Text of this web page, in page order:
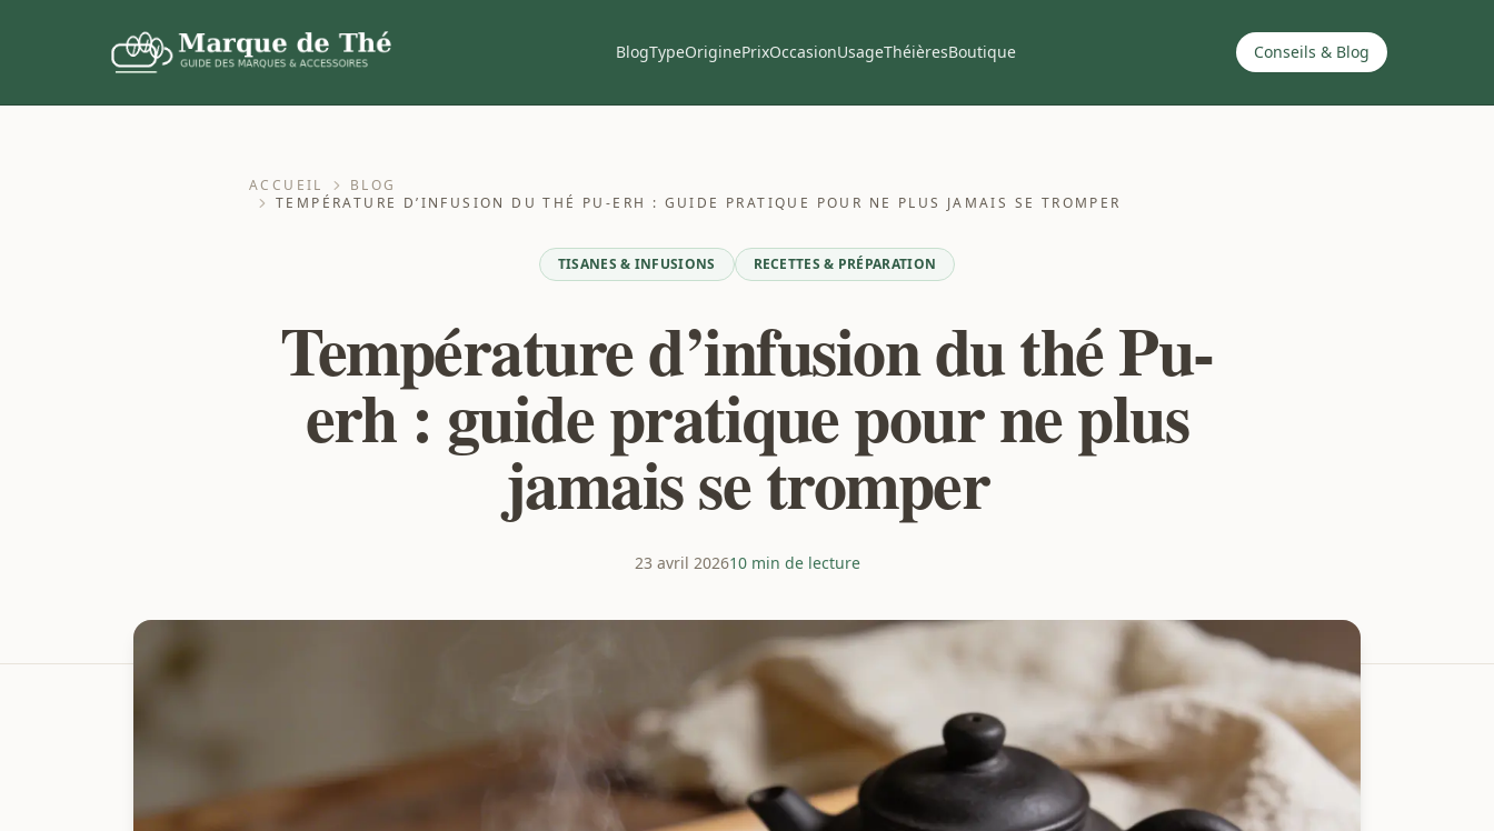
BlogTypeOriginePrixOccasionUsageThéièresBoutique Conseils & Blog
ACCUEIL
BLOG
TEMPÉRATURE D’INFUSION DU THÉ PU-ERH : GUIDE PRATIQUE POUR NE PLUS JAMAIS SE TROMPER
TISANES & INFUSIONS RECETTES & PRÉPARATION
Température d’infusion du thé Pu-
erh : guide pratique pour ne plus
jamais se tromper
23 avril 202610 min de lecture